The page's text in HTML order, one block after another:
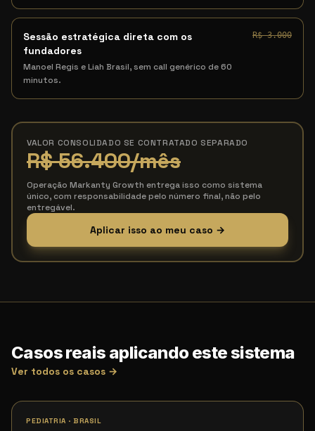
Sessão estratégica direta com os
fundadores
Manoel Regis e Liah Brasil, sem call genérico de 60
minutos.
R$ 3.000
VALOR CONSOLIDADO SE CONTRATADO SEPARADO
R$ 56.400/mês
Operação Markanty Growth entrega isso como sistema
único, com responsabilidade pelo número final, não pelo
entregável.
Aplicar isso ao meu caso →
Casos reais aplicando este sistema
Ver todos os casos →
PEDIATRIA · BRASIL